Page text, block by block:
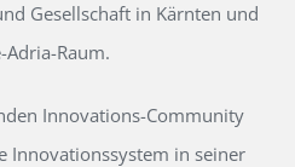
Gesellschaft in Kärnten und
Adria-Raum.
Innovations-Community
Innovationssystem in seiner